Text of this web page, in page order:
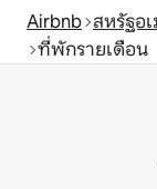
Airbnb สหรัฐอ
ที่พักรายเดือน